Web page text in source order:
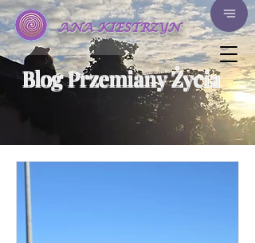
ANA KIESTRZYN
Blog Przemiany Życia